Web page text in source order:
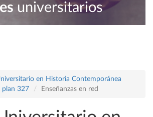
universitarios
en Historia Contemporánea
plan 327
Enseñanzas en red